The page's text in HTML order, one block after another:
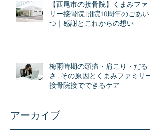
【西尾市の接骨院】くまみファミ
リー接骨院 開院10周年のごあいさ
つ｜感謝とこれからの想い
梅雨時期の頭痛・肩こり・だる
さ…その原因とくまみファミリー
接骨院接でできるケア
アーカイブ